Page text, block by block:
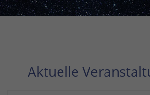
Aktuelle